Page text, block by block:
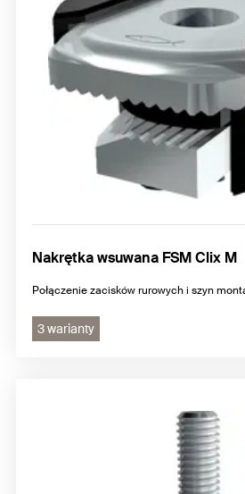
Nakrętka wsuwana FSM Clix M
Połączenie zacisków rurowych i szyn
3 warianty